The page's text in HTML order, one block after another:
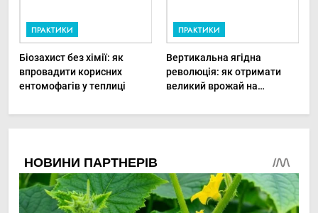
ПРАКТИКИ
Біозахист без хімії: як
впровадити корисних
ентомофагів у теплиці
ПРАКТИКИ
Вертикальна ягідна
революція: як отримати
великий врожай на